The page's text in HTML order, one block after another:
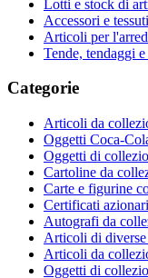
Lotti e stock di
Accessori e
Articoli per
Tende, tendaggi
Categorie
Articoli da
Oggetti Coca-
Oggetti di
Cartoline da
Carte e figurine
Certificati
Autografi da
Articoli di
Articoli da
Oggetti di